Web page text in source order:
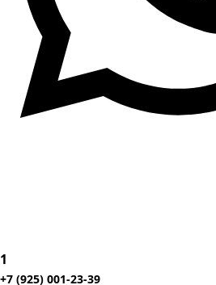
1
+7 (925) 001-23-39